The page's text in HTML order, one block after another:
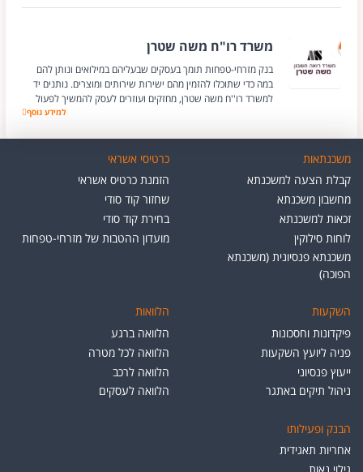
משרד רו"ח משה שטרן
בנק מזרחי-טפחות תומך בעסקים שבעליהם במילואים ונותן להם
במה כדי שתוכלו להזמין מהם ישירות שירותים ומוצרים. נותנים יד
למשרד רו''ח משה שטרן, מחזקים ועוזרים לעסק להמשיך לפעול
משרד רו"ח משה
למידע נוסף
משכנתאות
קבלת הצעה למשכנתא
מחשבון משכנתא
זכאות למשכנתא
לוחות סילוקין
משכנתא פנסיונית (משכנתא
הפוכה)
כרטיסי אשראי
הזמנת כרטיס אשראי
שחזור קוד סודי
בחירת קוד סודי
מועדון ההטבות של מזרחי-טפחות
השקעות
פיקדונות וחסכונות
פניה ליועץ השקעות
ייעוץ פנסיוני
ניהול תיקים באתגר
הלוואות
הלוואה ברגע
הלוואה לכל מטרה
הלוואה לרכב
הלוואה לעסקים
הבנק ופעילותו
אחריות תאגידית